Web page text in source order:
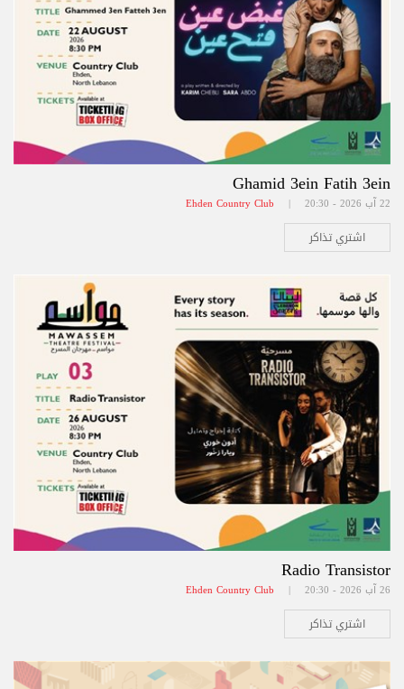
Ghamid 3ein Fatih 3ein
22 آب 2026 - 20:30 | Ehden Country Club
اشتري تذاكر
Radio Transistor
26 آب 2026 - 20:30 | Ehden Country Club
اشتري تذاكر